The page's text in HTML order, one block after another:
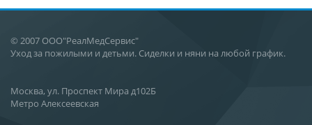
© 2007 ООО"РеалМедСервис"
Уход за пожилыми и детьми. Сиделки и няни на любой график.
Москва, ул. Проспект Мира д102Б
Метро Алексеевская